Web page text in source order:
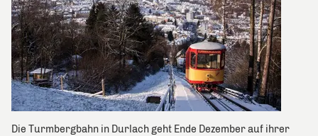
Die Turmbergbahn in Durlach geht Ende Dezember auf ihrer